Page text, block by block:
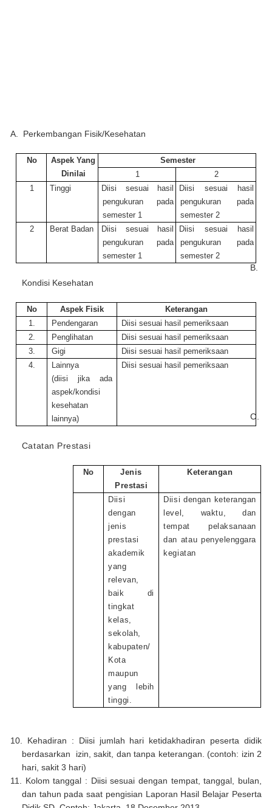
A. Perkembangan Fisik/Kesehatan
No
Aspek Yang
Dinilai
Semester
1
2
1
Tinggi
Diisi sesuai hasil
pengukuran pada
semester 1
Diisi sesuai hasil
pengukuran pada
semester 2
2
Berat Badan
Diisi sesuai hasil
pengukuran pada
semester 1
Diisi sesuai hasil
pengukuran pada
semester 2
B.
Kondisi Kesehatan
No Aspek Fisik
Keterangan
1.
Pendengaran
Diisi sesuai hasil pemeriksaan
2.
Penglihatan
Diisi sesuai hasil pemeriksaan
3.
Gigi
Diisi sesuai hasil pemeriksaan
4.
Lainnya
(diisi jika ada
aspek/kondisi
kesehatan
lainnya)
Diisi sesuai hasil pemeriksaan
C.
Catatan Prestasi
No
Jenis
Prestasi
Keterangan
Diisi
dengan
jenis
prestasi
akademik
yang
relevan,
baik di
tingkat
kelas,
sekolah,
kabupaten/
Kota
maupun
yang lebih
tinggi.
Diisi dengan keterangan
level, waktu, dan
tempat pelaksanaan
dan atau penyelenggara
kegiatan
10. Kehadiran : Diisi jumlah hari ketidakhadiran peserta didik
berdasarkan izin, sakit, dan tanpa keterangan. (contoh: izin 2
hari, sakit 3 hari)
11. Kolom tanggal : Diisi sesuai dengan tempat, tanggal, bulan,
dan tahun pada saat pengisian Laporan Hasil Belajar Peserta